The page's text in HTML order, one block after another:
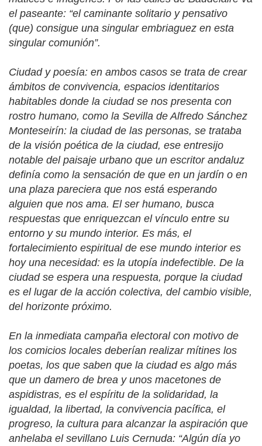
el paseante: “el caminante solitario y pensativo
(que) consigue una singular embriaguez en esta
singular comunión”.
Ciudad y poesía: en ambos casos se trata de crear
ámbitos de convivencia, espacios identitarios
habitables donde la ciudad se nos presenta con
rostro humano, como la Sevilla de Alfredo Sánchez
Monteseirín: la ciudad de las personas, se trataba
de la visión poética de la ciudad, ese entresijo
notable del paisaje urbano que un escritor andaluz
definía como la sensación de que en un jardín o en
una plaza pareciera que nos está esperando
alguien que nos ama. El ser humano, busca
respuestas que enriquezcan el vínculo entre su
entorno y su mundo interior. Es más, el
fortalecimiento espiritual de ese mundo interior es
hoy una necesidad: es la utopía indefectible. De la
ciudad se espera una respuesta, porque la ciudad
es el lugar de la acción colectiva, del cambio visible,
del horizonte próximo.
En la inmediata campaña electoral con motivo de
los comicios locales deberían realizar mítines los
poetas, los que saben que la ciudad es algo más
que un damero de brea y unos macetones de
aspidistras, es el espíritu de la solidaridad, la
igualdad, la libertad, la convivencia pacífica, el
progreso, la cultura para alcanzar la aspiración que
anhelaba el sevillano Luis Cernuda: “Algún día yo